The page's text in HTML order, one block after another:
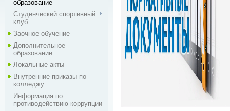
образование
Студенческий спортивный
клуб
Заочное обучение
Дополнительное
образование
Локальные акты
Внутренние приказы по
колледжу
Информация по
противодействию коррупции